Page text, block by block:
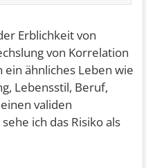
Erblichkeit von
von Korrelation
ein ähnliches Leben wie
Lebensstil, Beruf,
validen
ich das Risiko als